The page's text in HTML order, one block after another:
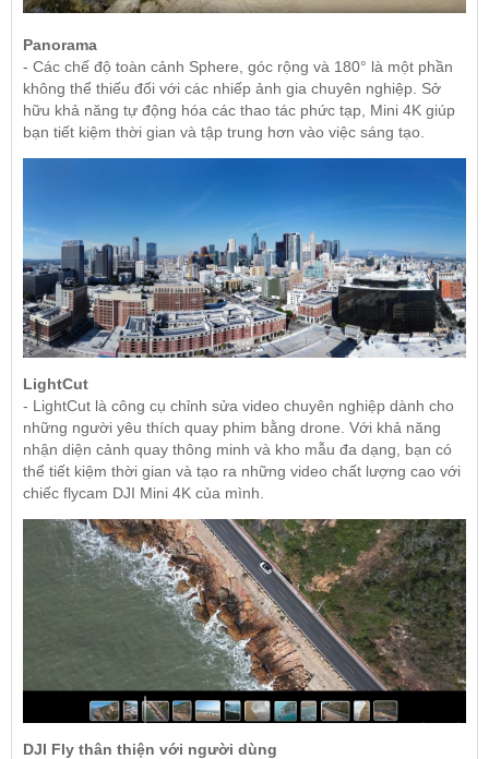
Panorama
- Các chế độ toàn cảnh Sphere, góc rộng và 180° là một phần
không thể thiếu đối với các nhiếp ảnh gia chuyên nghiệp. Sở
hữu khả năng tự động hóa các thao tác phức tạp, Mini 4K giúp
bạn tiết kiệm thời gian và tập trung hơn vào việc sáng tạo.
LightCut
- LightCut là công cụ chỉnh sửa video chuyên nghiệp dành cho
những người yêu thích quay phim bằng drone. Với khả năng
nhận diện cảnh quay thông minh và kho mẫu đa dạng, bạn có
thể tiết kiệm thời gian và tạo ra những video chất lượng cao với
chiếc flycam DJI Mini 4K của mình.
DJI Fly thân thiện với người dùng